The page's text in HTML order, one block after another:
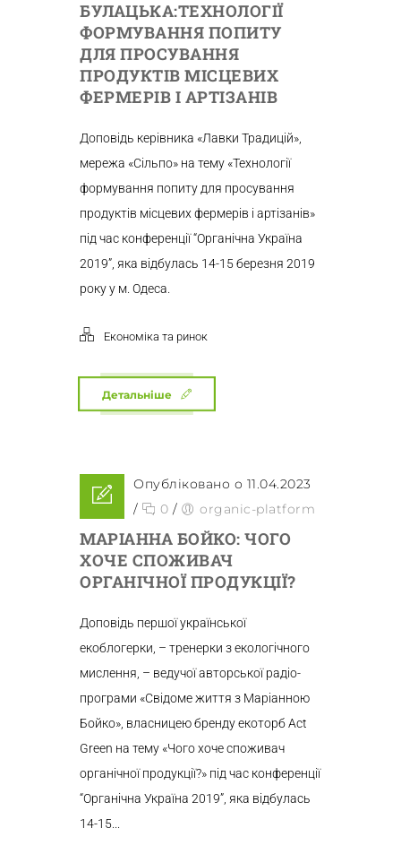
БУЛАЦЬКА:ТЕХНОЛОГІЇ
ФОРМУВАННЯ ПОПИТУ
ДЛЯ ПРОСУВАННЯ
ПРОДУКТІВ МІСЦЕВИХ
ФЕРМЕРІВ І АРТІЗАНІВ
Доповідь керівника «Лавки Традицій»,
мережа «Сільпо» на тему «Технології
формування попиту для просування
продуктів місцевих фермерів і артізанів»
під час конференції “Органічна Україна
2019”, яка відбулась 14-15 березня 2019
року у м. Одеса.
Економіка та ринок
Детальніше
Опубліковано о 11.04.2023
/
0 / organic-platform
МАРІАННА БОЙКО: ЧОГО
ХОЧЕ СПОЖИВАЧ
ОРГАНІЧНОЇ ПРОДУКЦІЇ?
Доповідь першої української
екоблогерки, – тренерки з екологічного
мислення, – ведучої авторської радіо-
програми «Свідоме життя з Маріанною
Бойко», власницею бренду екоторб Act
Green на тему «Чого хоче споживач
органічної продукції?» під час конференції
“Органічна Україна 2019”, яка відбулась
14-15...